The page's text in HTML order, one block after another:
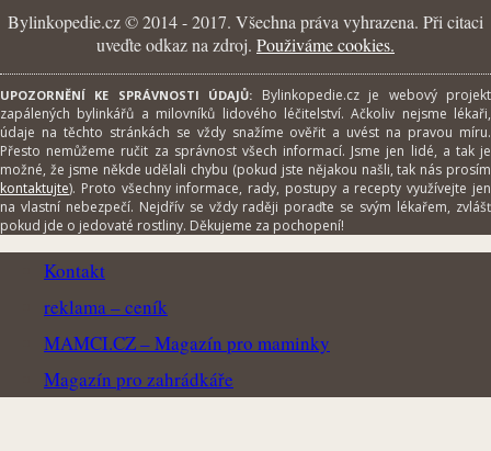
Bylinkopedie.cz © 2014 - 2017. Všechna práva vyhrazena. Při citaci
uveďte odkaz na zdroj. Použiváme cookies.
UPOZORNĚNÍ KE SPRÁVNOSTI ÚDAJŮ: Bylinkopedie.cz je webový projekt
zapálených bylinkářů a milovníků lidového léčitelství. Ačkoliv nejsme lékaři,
údaje na těchto stránkách se vždy snažíme ověřit a uvést na pravou míru.
Přesto nemůžeme ručit za správnost všech informací. Jsme jen lidé, a tak je
možné, že jsme někde udělali chybu (pokud jste nějakou našli, tak nás prosím
kontaktujte). Proto všechny informace, rady, postupy a recepty využívejte jen
na vlastní nebezpečí. Nejdřív se vždy raději poraďte se svým lékařem, zvlášť
pokud jde o jedovaté rostliny. Děkujeme za pochopení!
Kontakt
reklama – ceník
MAMCI.CZ – Magazín pro maminky
Magazín pro zahrádkáře